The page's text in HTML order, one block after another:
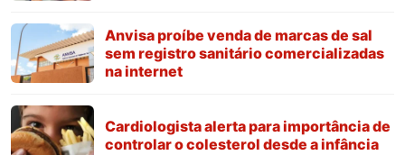
Anvisa proíbe venda de marcas de sal
sem registro sanitário comercializadas
na internet
Cardiologista alerta para importância de
controlar o colesterol desde a infância